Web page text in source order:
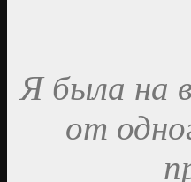
Я была на
от